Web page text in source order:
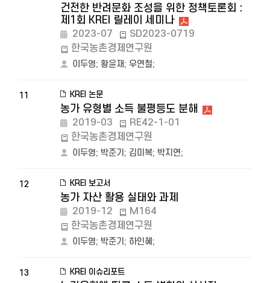
건전한 반려문화 조성을 위한 정책토론회 :
제1회 KREI 릴레이 세미나
2023-07
SD2023-0719
한국농촌경제연구원
이두영; 황윤재; 우연철;
11 KREI 논문
농가 유형별 소득 불평등도 분해
2019-03
RE42-1-01
한국농촌경제연구원
이두영; 박준기 ; 김미복; 박지연;
12 KREI 보고서
농가 자산 활용 실태와 과제
2019-12
M164
한국농촌경제연구원
이두영; 박준기 ; 하인혜 ;
13 KREI 이슈리포트